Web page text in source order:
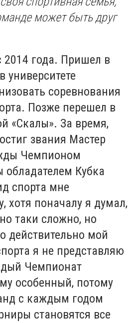
может быть друг
2014 года. Пришел в
университете
соревнования
Позже перешел в
«Скалы». За время,
звания Мастер
Чемпионом
Кубка
спорта мне
хотя поначалу я думал,
таки сложно, но
действительно мой
я не представляю
Чемпионат
особенный, потому
с каждым годом
становятся все